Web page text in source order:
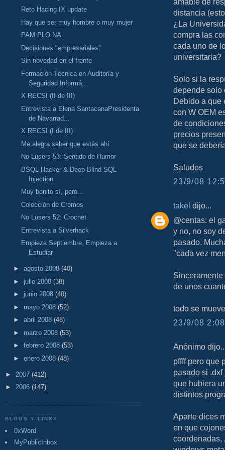
Reto Hacing IX update
Hay que ser muy hombre o muy mujer
PAM PLO NA
Decisiones "empresariales"
Sin novedad en el frente
Formación Técnica en Auditoría y
Seguridad Informá...
X RECSI (II de III)
Entrevista a Elena SantacanaPresidenta
de Navarrad...
X RECSI (I de III)
Me alegra saber que estás ahí
No Lusers 53: Sentido de Humor
BSQL Hacker & Deep Blind SQL
Injection
Muy bonito sí, pero...
Colección de Cromos
No Lusers 52: Crochet
Entrevista a Silverhack
Empieza Septiembre, Empieza a
Estudiar
► agosto 2008 (40)
► julio 2008 (38)
► junio 2008 (40)
► mayo 2008 (52)
► abril 2008 (48)
► marzo 2008 (53)
► febrero 2008 (53)
► enero 2008 (48)
► 2007 (412)
► 2006 (147)
BLOGS Y LINKS
0xWord
MyPublicInbox
distancia
¿La
compra las
cada uno de
universitaria?
Solo si la
depende solo
Debido a que
con W OEM
de
precios
que se
Saludos
23/9/08
takel dijo...
@centas: el
y no, no soy
pasado.
"cada vez
de unos
todo se
23/9/08
Anónimo
pffff pero que
pasado si
que hubiera
distintos
Aparte dices
en que
coordenadas,